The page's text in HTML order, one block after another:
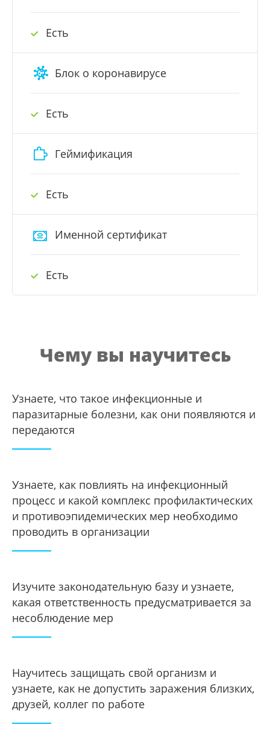
Есть
Блок о коронавирусе
Есть
Геймификация
Есть
Именной сертификат
Есть
Чему вы научитесь
Узнаете, что такое инфекционные и
паразитарные болезни, как они появляются и
передаются
Узнаете, как повлиять на инфекционный
процесс и какой комплекс профилактических
и противоэпидемических мер необходимо
проводить в организации
Изучите законодательную базу и узнаете,
какая ответственность предусматривается за
несоблюдение мер
Научитесь защищать свой организм и
узнаете, как не допустить заражения близких,
друзей, коллег по работе